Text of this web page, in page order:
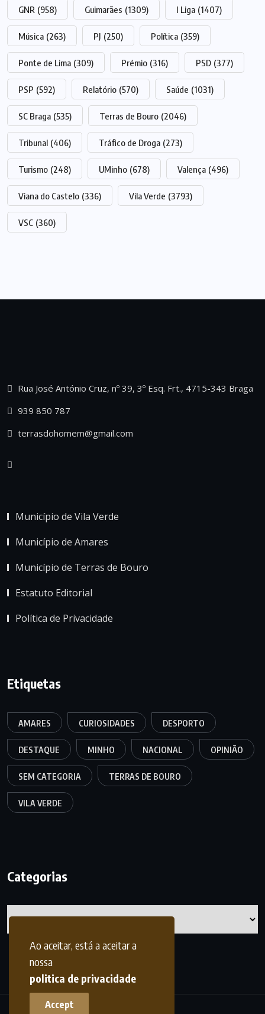
Ao aceitar, está a aceitar a
nossa
politica de privacidade
Accept
GNR (958) Guimarães (1309) I Liga (1407)
Música (263) PJ (250) Política (359)
Ponte de Lima (309) Prémio (316) PSD (377)
PSP (592) Relatório (570) Saúde (1031)
SC Braga (535) Terras de Bouro (2046)
Tribunal (406) Tráfico de Droga (273)
Turismo (248) UMinho (678) Valença (496)
Viana do Castelo (336) Vila Verde (3793)
VSC (360)
Rua José António Cruz, nº 39, 3º Esq. Frt., 4715-343 Braga
939 850 787
terrasdohomem@gmail.com
Município de Vila Verde
Município de Amares
Município de Terras de Bouro
Estatuto Editorial
Política de Privacidade
Etiquetas
AMARES CURIOSIDADES DESPORTO
DESTAQUE MINHO NACIONAL OPINIÃO
SEM CATEGORIA TERRAS DE BOURO
VILA VERDE
Categorias